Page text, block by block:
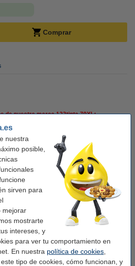
nuestra
posible,
sirven para
mejorar
mostrarte
intereses, y
para ver tu comportamiento en
En nuestra política de cookies
tipo de cookies, cómo funcionan, y
Comprar
de nuestra marca 123tinta 79XL:
19 ml)
garantía del 100%. 1-2-3 ¡sin preocupaciones!
141 ml
multipack